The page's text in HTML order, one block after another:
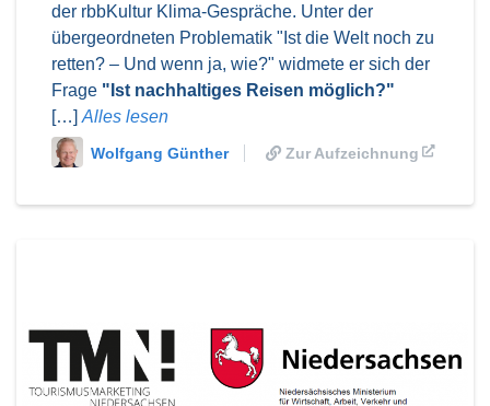
der rbbKultur Klima-Gespräche. Unter der
übergeordneten Problematik "Ist die Welt noch zu
retten? – Und wenn ja, wie?" widmete er sich der
Frage "Ist nachhaltiges Reisen möglich?"
[…] Alles lesen
Wolfgang Günther Zur Aufzeichnung